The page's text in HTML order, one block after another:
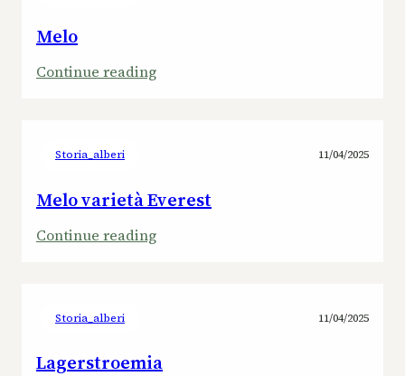
Melo
Continue reading:
Storia_alberi 11/04/2025
Melo varietà Everest
Continue reading:
Storia_alberi 11/04/2025
Lagerstroemia